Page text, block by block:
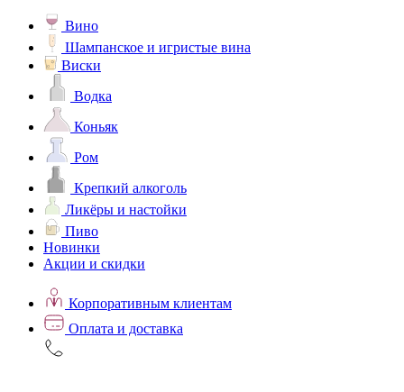
Вино
Шампанское и игристые вина
Виски
Водка
Коньяк
Ром
Крепкий алкоголь
Ликёры и настойки
Пиво
Новинки
Акции и скидки
Корпоративным клиентам
Оплата и доставка